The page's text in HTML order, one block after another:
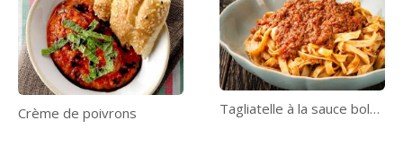
Crème de poivrons Tagliatelle à la sauce bolognaise